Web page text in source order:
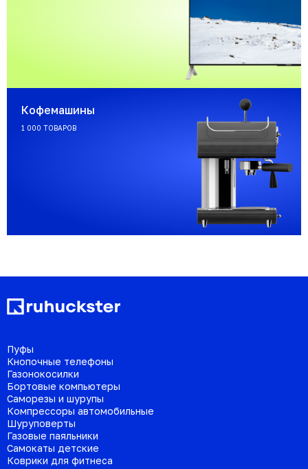
Кофемашины
1 000 ТОВАРОВ
Пуфы
Кнопочные телефоны
Газонокосилки
Бортовые компьютеры
Саморезы и шурупы
Компрессоры автомобильные
Шуруповерты
Газовые паяльники
Самокаты детские
Коврики для фитнеса